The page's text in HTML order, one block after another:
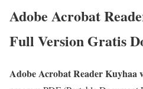
Adobe Acrobat
Full Version Gratis
Adobe Acrobat Reader Kuyhaa